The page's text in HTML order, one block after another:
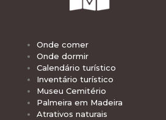
Onde comer
Onde dormir
Calendário turístico
Inventário turístico
Museu Cemitério
Palmeira em Madeira
Atrativos naturais